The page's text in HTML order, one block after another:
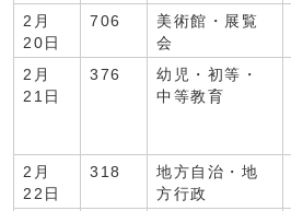
2月
20日
706
美術館・展覧
会
2月
21日
376
幼児・初等・
中等教育
2月
22日
318
地方自治・地
方行政